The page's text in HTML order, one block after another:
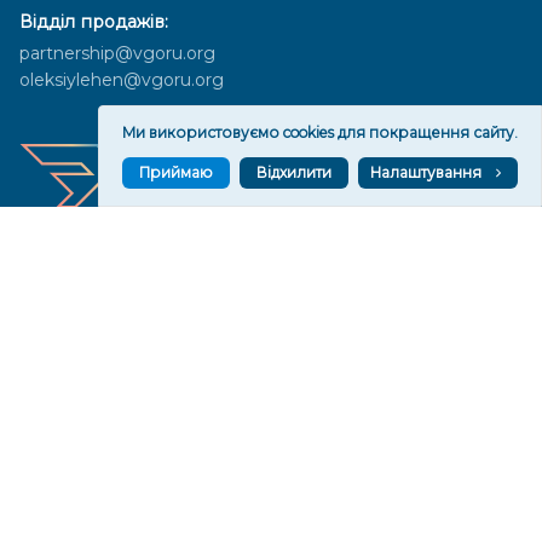
Відділ продажів:
partnership@vgoru.org
oleksiylehen@vgoru.org
Ми використовуємо cookies для покращення сайту.
Приймаю Відхилити Налаштування